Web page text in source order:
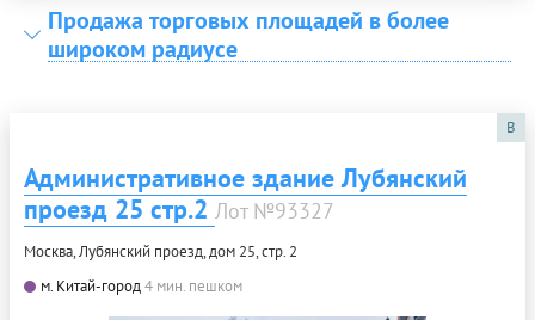
Продажа торговых площадей в более
широком радиусе
B
Административное здание Лубянский
проезд 25 стр.2 Лот №93327
Москва, Лубянский проезд, дом 25, стр. 2
м. Китай-город4 мин. пешком